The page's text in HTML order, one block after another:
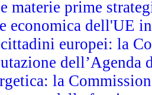
materie prime
economica dell'UE
europei: la
la